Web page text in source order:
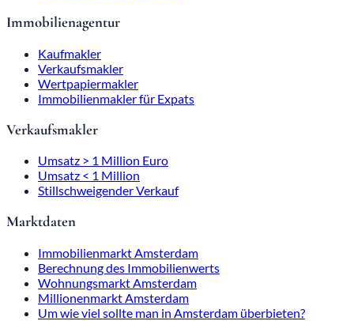
Immobilienagentur
Kaufmakler
Verkaufsmakler
Wertpapiermakler
Immobilienmakler für Expats
Verkaufsmakler
Umsatz > 1 Million Euro
Umsatz < 1 Million
Stillschweigender Verkauf
Marktdaten
Immobilienmarkt Amsterdam
Berechnung des Immobilienwerts
Wohnungsmarkt Amsterdam
Millionenmarkt Amsterdam
Um wie viel sollte man in Amsterdam überbieten?